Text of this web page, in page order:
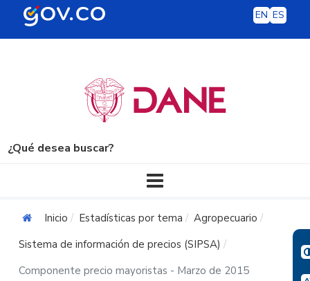
EN ES
¿Qué desea buscar?
Inicio Estadísticas por tema
Agropecuario
Sistema de información de precios (SIPSA)
Componente precio mayoristas - Marzo de 2015